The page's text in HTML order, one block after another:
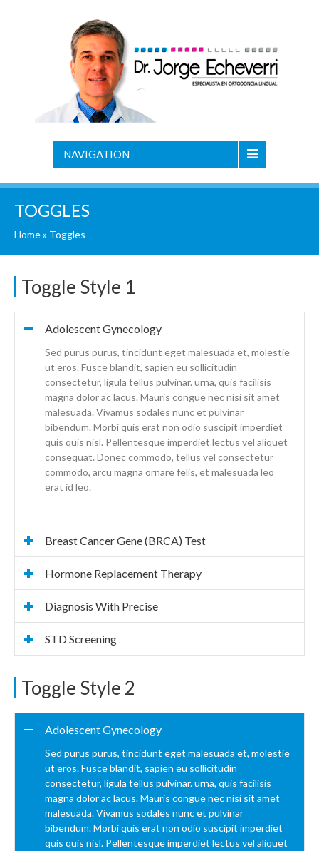
NAVIGATION
TOGGLES
Home» Toggles
Toggle Style 1
Adolescent Gynecology
Sed purus purus, tincidunt eget malesuada et, molestie
ut eros. Fusce blandit, sapien eu sollicitudin
consectetur, ligula tellus pulvinar. urna, quis facilisis
magna dolor ac lacus. Mauris congue nec nisi sit amet
malesuada. Vivamus sodales nunc et pulvinar
bibendum. Morbi quis erat non odio suscipit imperdiet
quis quis nisl. Pellentesque imperdiet lectus vel aliquet
consequat. Donec commodo, tellus vel consectetur
commodo, arcu magna ornare felis, et malesuada leo
erat id leo.
Breast Cancer Gene (BRCA) Test
Hormone Replacement Therapy
Diagnosis With Precise
STD Screening
Toggle Style 2
Adolescent Gynecology
Sed purus purus, tincidunt eget malesuada et, molestie
ut eros. Fusce blandit, sapien eu sollicitudin
consectetur, ligula tellus pulvinar. urna, quis facilisis
magna dolor ac lacus. Mauris congue nec nisi sit amet
malesuada. Vivamus sodales nunc et pulvinar
bibendum. Morbi quis erat non odio suscipit imperdiet
quis quis nisl. Pellentesque imperdiet lectus vel aliquet